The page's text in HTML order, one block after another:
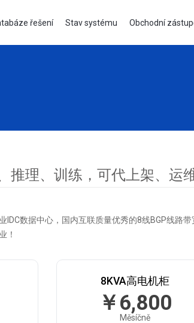
řešení Stav systému Obchodní
推理、训练，可代上架、运
IDC数据中心，国内互联质量优秀的8线BGP线路带
！
8KVA高电机柜
￥6,800
Měsíčně